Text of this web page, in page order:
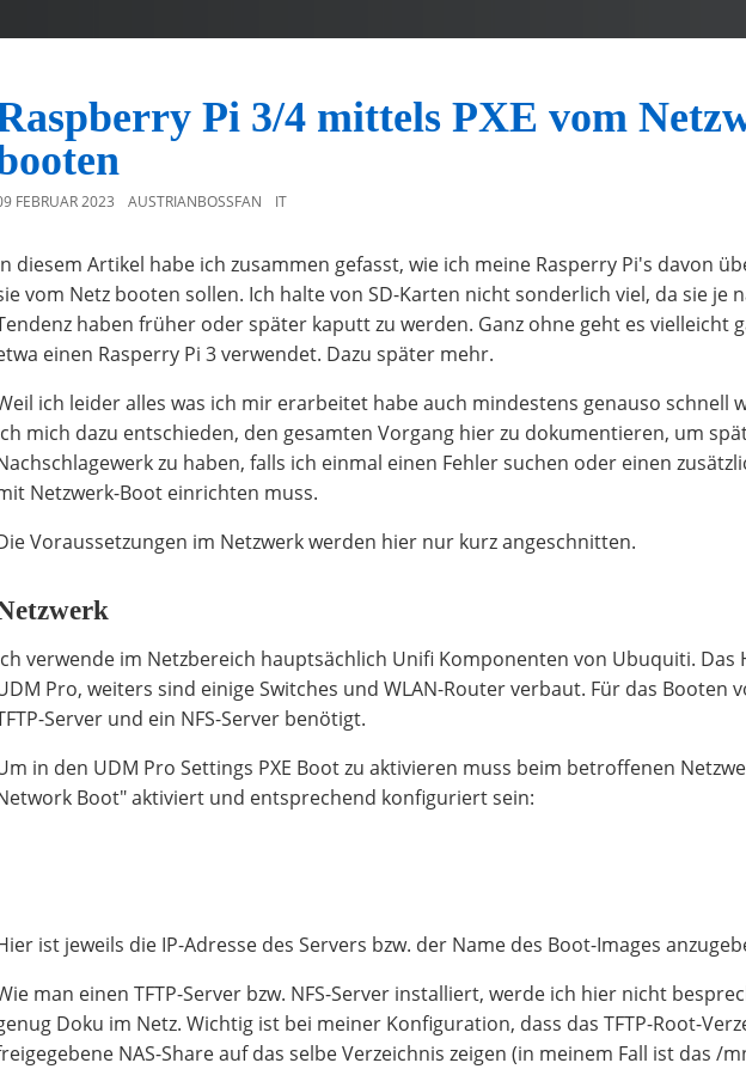
Pi 3/4 mittels PXE vom
FEBRUAR 2023 AUSTRIANBOSSFAN IT
diesem Artikel habe ich zusammen gefasst, wie ich meine Rasperry Pi's davon
vom Netz booten sollen. Ich halte von SD-Karten nicht sonderlich viel, da sie je
haben früher oder später kaputt zu werden. Ganz ohne geht es vielleicht
einen Rasperry Pi 3 verwendet. Dazu später mehr.
ich leider alles was ich mir erarbeitet habe auch mindestens genauso schnell
mich dazu entschieden, den gesamten Vorgang hier zu dokumentieren, um
zu haben, falls ich einmal einen Fehler suchen oder einen
Netzwerk-Boot einrichten muss.
Voraussetzungen im Netzwerk werden hier nur kurz angeschnitten.
verwende im Netzbereich hauptsächlich Unifi Komponenten von Ubuquiti. Das
Pro, weiters sind einige Switches und WLAN-Router verbaut. Für das Booten
Server und ein NFS-Server benötigt.
in den UDM Pro Settings PXE Boot zu aktivieren muss beim betroffenen
Boot" aktiviert und entsprechend konfiguriert sein:
ist jeweils die IP-Adresse des Servers bzw. der Name des Boot-Images
man einen TFTP-Server bzw. NFS-Server installiert, werde ich hier nicht
Doku im Netz. Wichtig ist bei meiner Konfiguration, dass das TFTP-Root-
NAS-Share auf das selbe Verzeichnis zeigen (in meinem Fall ist das /